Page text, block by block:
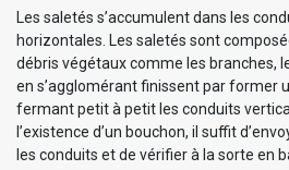
Les saletés s’accumulent dans les
horizontales. Les saletés sont
débris végétaux comme les branches,
en s’agglomérant finissent par former
fermant petit à petit les conduits
l’existence d’un bouchon, il suffit
les conduits et de vérifier à la sorte en